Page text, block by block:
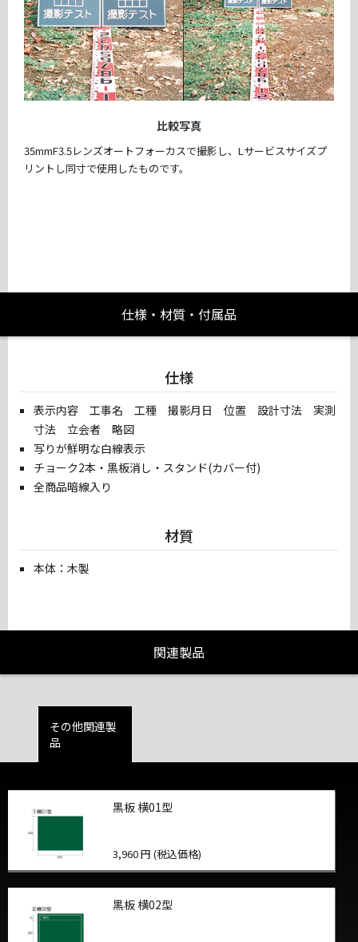
比較写真
35mmF3.5レンズオートフォーカスで撮影し、Lサービスサイズプ
リントし同寸で使用したものです。
仕様・材質・付属品
仕様
表示内容 工事名 工種 撮影月日 位置 設計寸法 実測
寸法 立会者 略図
写りが鮮明な白線表示
チョーク2本・黒板消し・スタンド(カバー付)
全商品暗線入り
材質
本体：木製
関連製品
その他関連製
品
黒板 横01型
3,960 円 (税込価格)
黒板 横02型